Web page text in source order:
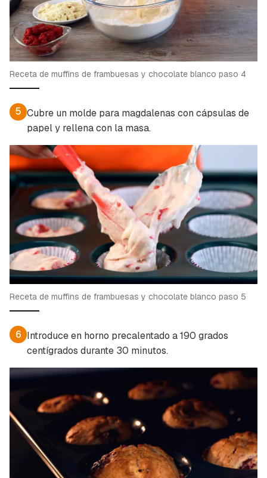
Receta de muffins de frambuesas y chocolate blanco paso 4
5 Cubre un molde para magdalenas con cápsulas de
papel y rellena con la masa.
Receta de muffins de frambuesas y chocolate blanco paso 5
6 Introduce en horno precalentado a 190 grados
centígrados durante 30 minutos.